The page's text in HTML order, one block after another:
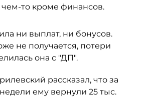
то кроме финансов.
ни выплат, ни бонусов.
не получается, потери
она с "ДП".
рассказал, что за
ему вернули 25 тыс.